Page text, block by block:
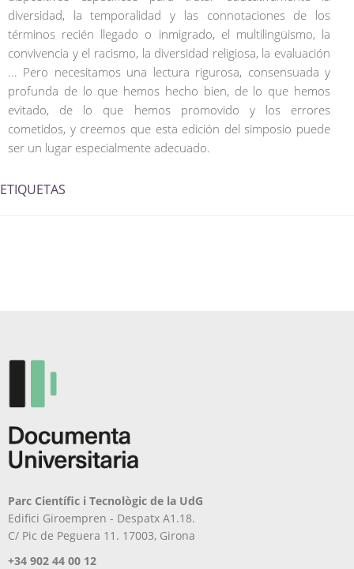
diversidad, la temporalidad y las connotaciones de los
términos recién llegado o inmigrado, el multilingüismo, la
convivencia y el racismo, la diversidad religiosa, la evaluación
... Pero necesitamos una lectura rigurosa, consensuada y
profunda de lo que hemos hecho bien, de lo que hemos
evitado, de lo que hemos promovido y los errores
cometidos, y creemos que esta edición del simposio puede
ser un lugar especialmente adecuado.
ETIQUETAS
Parc Científic i Tecnològic de la UdG
Edifici Giroempren - Despatx A1.18.
C/ Pic de Peguera 11. 17003, Girona
+34 902 44 00 12